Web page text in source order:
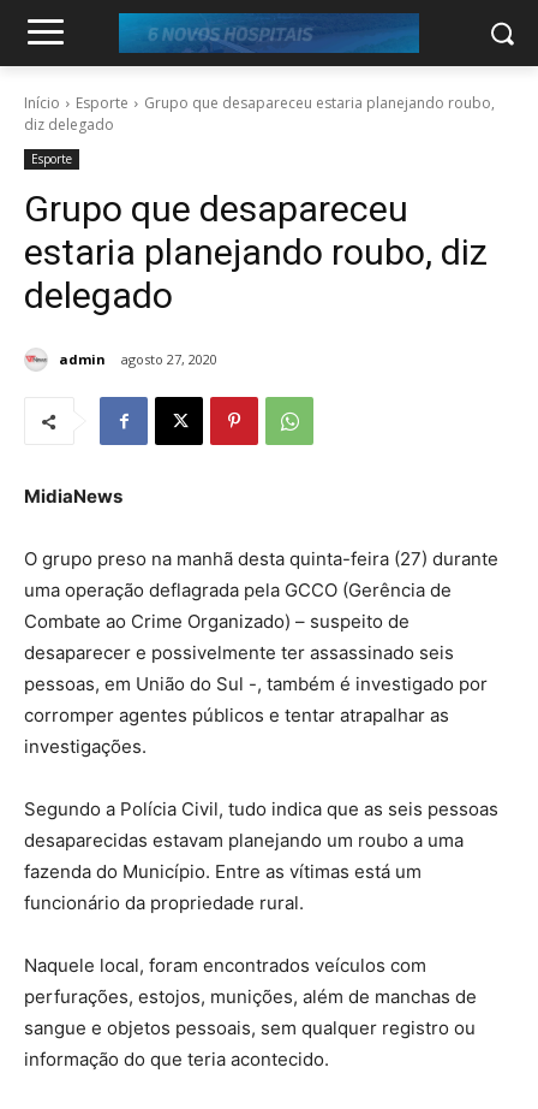
Início Esporte
Grupo que desapareceu estaria planejando roubo,
diz delegado
Esporte
Grupo que desapareceu
estaria planejando roubo, diz
delegado
admin agosto 27, 2020
MidiaNews
O grupo preso na manhã desta quinta-feira (27) durante
uma operação deflagrada pela GCCO (Gerência de
Combate ao Crime Organizado) – suspeito de
desaparecer e possivelmente ter assassinado seis
pessoas, em União do Sul -, também é investigado por
corromper agentes públicos e tentar atrapalhar as
investigações.
Segundo a Polícia Civil, tudo indica que as seis pessoas
desaparecidas estavam planejando um roubo a uma
fazenda do Município. Entre as vítimas está um
funcionário da propriedade rural.
Naquele local, foram encontrados veículos com
perfurações, estojos, munições, além de manchas de
sangue e objetos pessoais, sem qualquer registro ou
informação do que teria acontecido.